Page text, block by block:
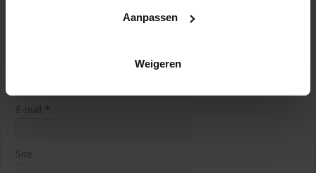
Aanpassen
Weigeren
E-mail *
Site